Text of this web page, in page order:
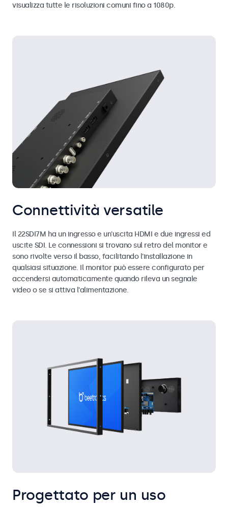
visualizza tutte le risoluzioni comuni fino a 1080p.
Connettività versatile
Il 22SDI7M ha un ingresso e un'uscita HDMI e due ingressi ed
uscite SDI. Le connessioni si trovano sul retro del monitor e
sono rivolte verso il basso, facilitando l'installazione in
qualsiasi situazione. Il monitor può essere configurato per
accendersi automaticamente quando rileva un segnale
video o se si attiva l'alimentazione.
Progettato per un uso